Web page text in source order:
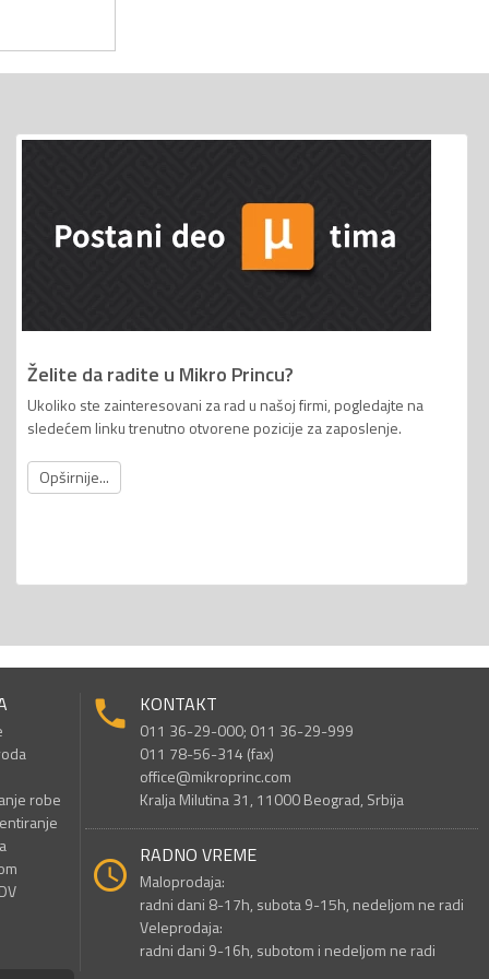
Želite da radite u Mikro Princu?
Ukoliko ste zainteresovani za rad u našoj firmi, pogledajte na
sledećem linku trenutno otvorene pozicije za zaposlenje.
Opširnije...
robe
KONTAKT
011 36-29-000; 011 36-29-999
011 78-56-314 (fax)
office@mikroprinc.com
Kralja Milutina 31, 11000 Beograd, Srbija
RADNO VREME
Maloprodaja:
radni dani 8-17h, subota 9-15h, nedeljom ne radi
Veleprodaja:
radni dani 9-16h, subotom i nedeljom ne radi